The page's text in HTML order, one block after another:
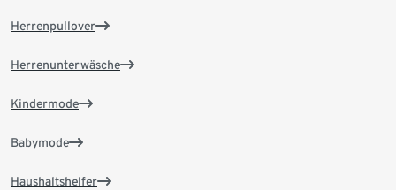
Herrenpullover
Herrenunterwäsche
Kindermode
Babymode
Haushaltshelfer